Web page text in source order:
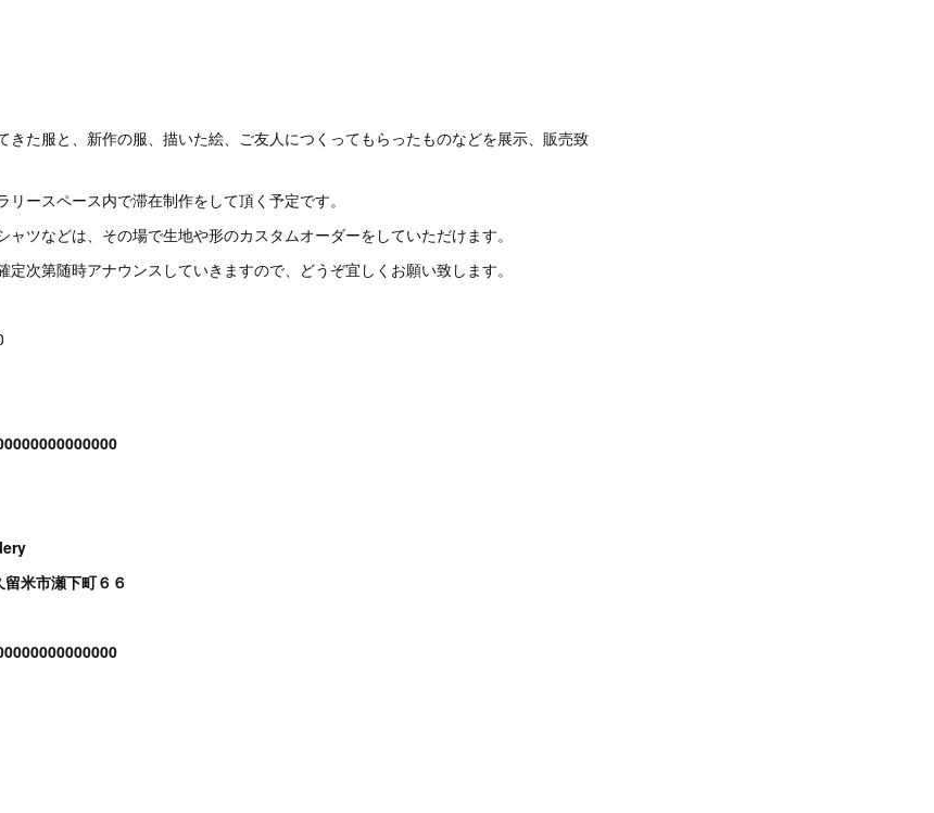
きた服と、新作の服、描いた絵、ご友人につくってもらったものなどを展示、販売致
ースペース内で滞在制作をして頂く予定です。
ャツなどは、その場で生地や形のカスタムオーダーをしていただけます。
次第随時アナウンスしていきますので、どうぞ宜しくお願い致します。
市瀬下町６６